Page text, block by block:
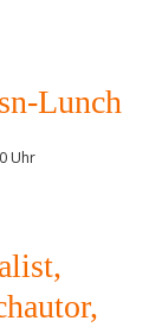
Lunch
Uhr